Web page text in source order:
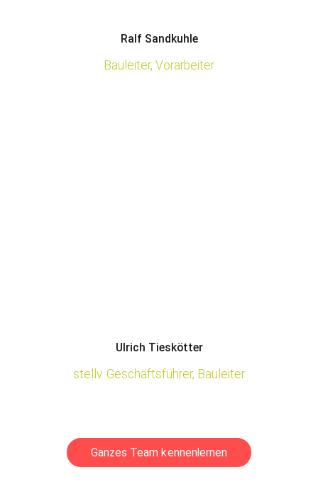
Ralf Sandkuhle
Bauleiter, Vorarbeiter
Ulrich Tieskötter
stellv. Geschäftsführer, Bauleiter
Ganzes Team kennenlernen